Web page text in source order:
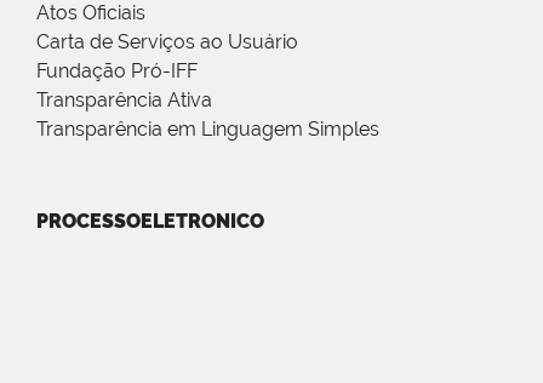
Atos Oficiais
Carta de Serviços ao Usuário
Fundação Pró-IFF
Transparência Ativa
Transparência em Linguagem Simples
PROCESSOELETRONICO